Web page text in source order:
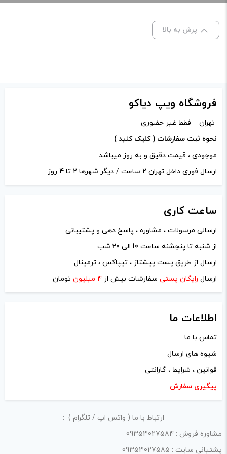
ظرفیت: 30 میلی‌ لیتر
نشانی ایمیل شما منتشر نخواهد شد.
علامت‌گذاری شده‌اند
دیدگاه شما*
نام*
ایمیل*
ذخیره نام، ایمیل و وبسایت من در مرورگر برای زمانی که دوباره
دیدگاهی می‌نویسم.
لازم است محتوای ارسالی منطبق برعرف و شئونات جامعه و با
بیانی رسمی و عاری از لحن تند، تمسخرو توهین باشد.
از ارسال لینک‌های سایت‌های دیگر و ارایه‌ی اطلاعات شخصی
خودتان مثل شماره تماس، ایمیل و آی‌دی شبکه‌های اجتماعی
پرش به بالا
فروشگاه ویپ دیاکو
تهران – فقط غیر حضوری
نحوه ثبت سفارشات ( کلیک کنید )
موجودی ، قیمت دقیق و به روز میباشد .
ارسال فوری داخل تهران 2 ساعت / دیگر شهرها 2 تا 4 روز
ساعت کاری
ارسالی مرسولات ، مشاوره ، پاسخ دهی و پشتیبانی
از شنبه تا پنجشنه ساعت 10 الی 20 شب
ارسال از طریق پست پیشتاز ، تیپاکس ، ترمینال
ارسال رایگان پستی سفارشات بیش از 4 میلیون تومان
اطلاعات ما
تماس با ما
شیوه های ارسال
قوانین ، شرایط ، گارانتی
پیگیری سفارش
ارتباط با ما ( واتس اپ / تلگرام ) :
مشاوره فروش : 09353027584
پشتیانی سایت : 09353027585